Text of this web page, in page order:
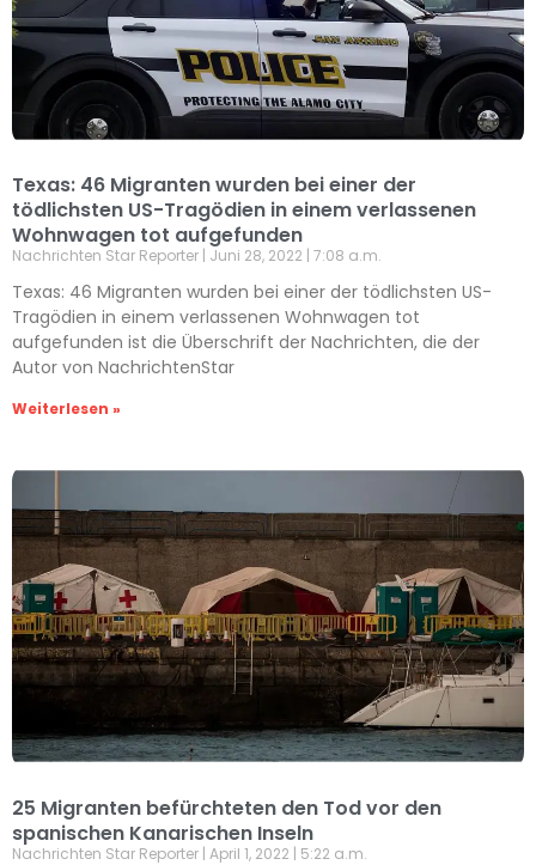
Texas: 46 Migranten wurden bei einer der
tödlichsten US-Tragödien in einem verlassenen
Wohnwagen tot aufgefunden
Nachrichten Star Reporter Juni 28, 2022 7:08 a.m.
Texas: 46 Migranten wurden bei einer der tödlichsten US-
Tragödien in einem verlassenen Wohnwagen tot
aufgefunden ist die Überschrift der Nachrichten, die der
Autor von NachrichtenStar
Weiterlesen »
25 Migranten befürchteten den Tod vor den
spanischen Kanarischen Inseln
Nachrichten Star Reporter April 1, 2022 5:22 a.m.